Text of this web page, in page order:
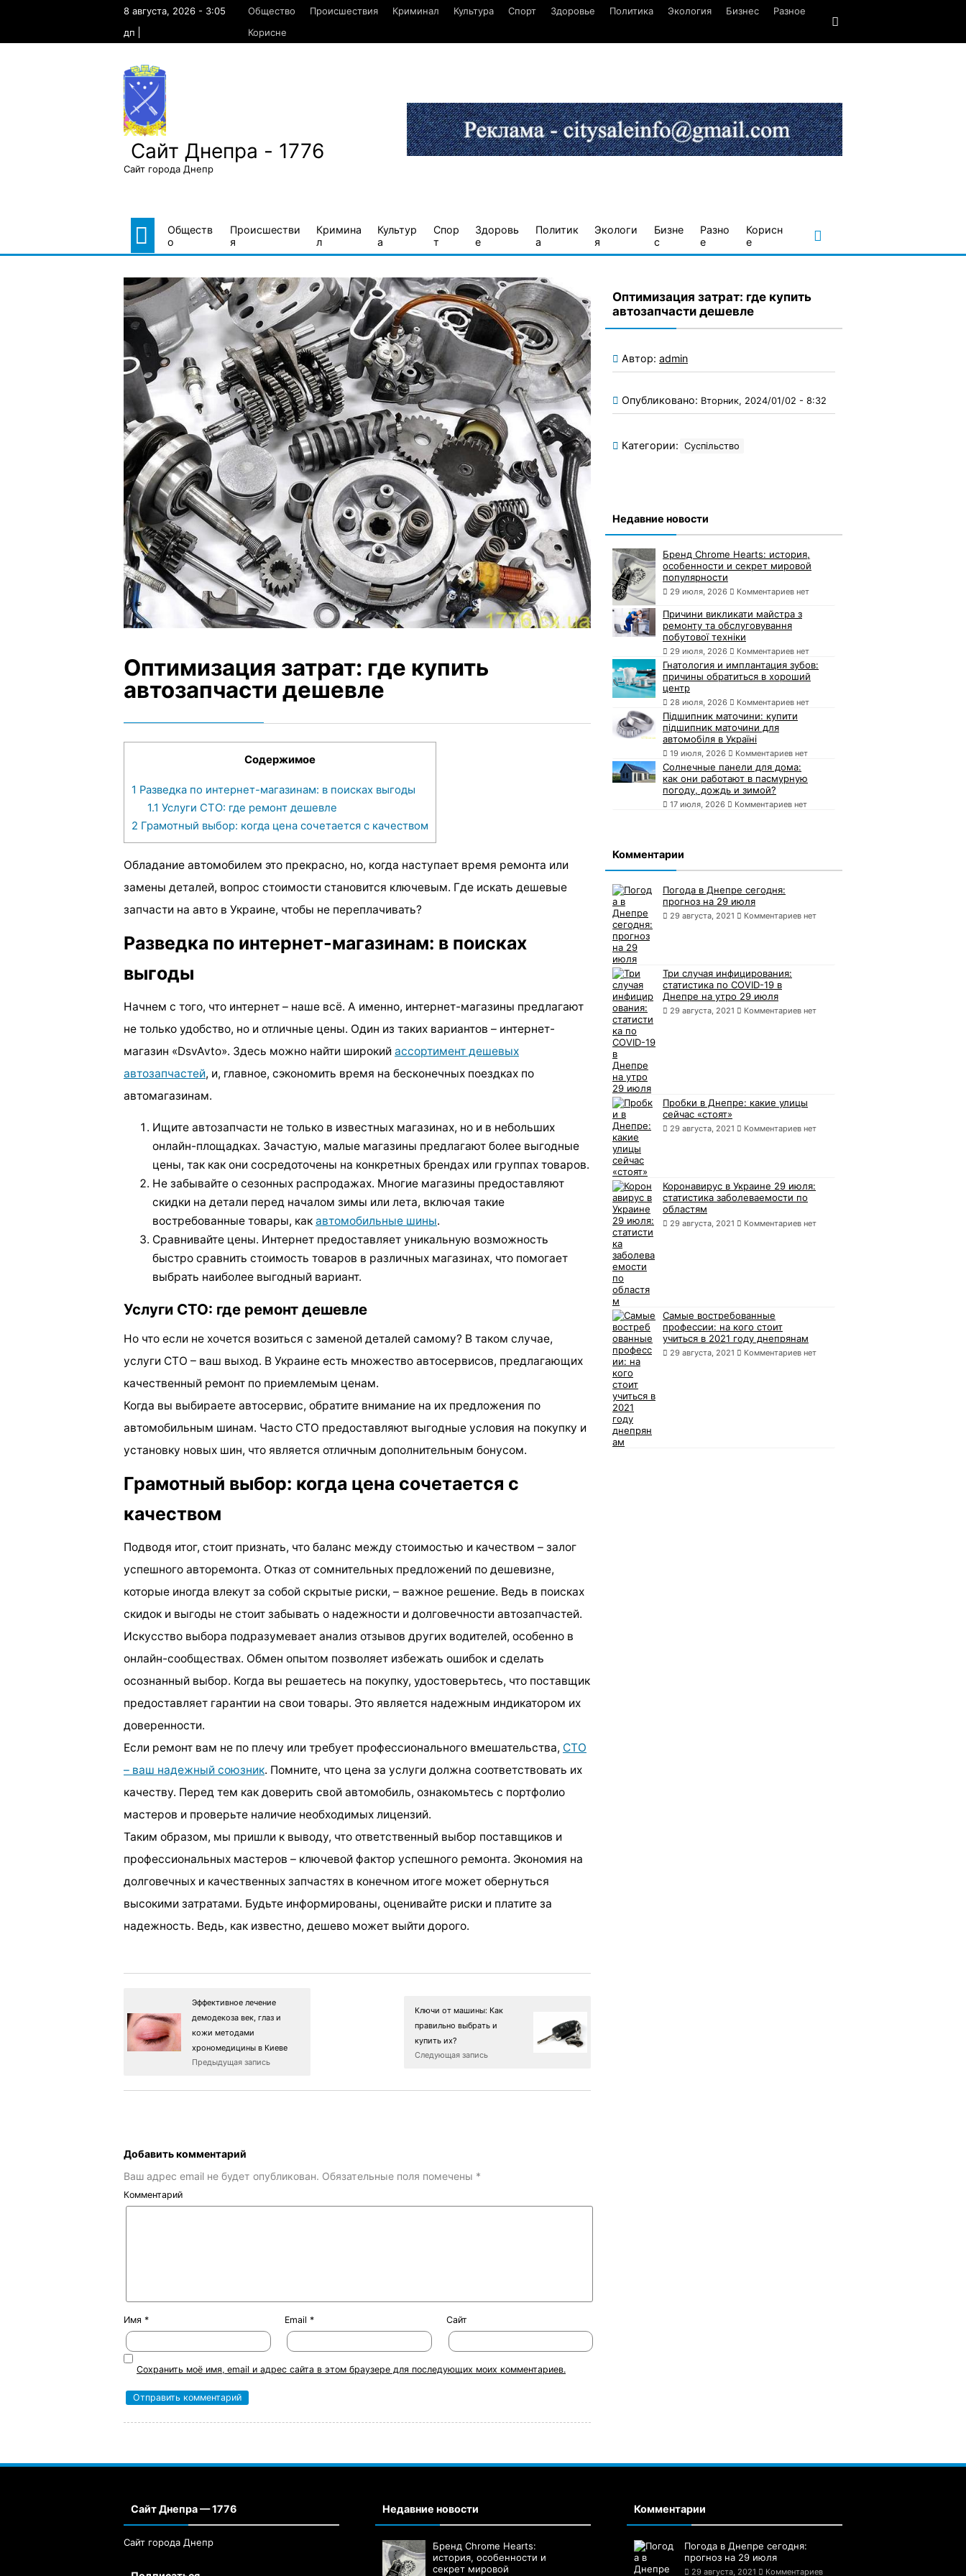
8 августа, 2026 - 3:05
дп
Общество Происшествия Криминал Культура Спорт Здоровье Политика Экология Бизнес
Разное
Корисне
Сайт Днепра - 1776
Сайт города Днепр
Обществ
о
Происшестви
я
Кримина
л
Культур
а
Спор
т
Здоровь
е
Политик
а
Экологи
я
Бизне
с
Разно
е
Корисн
е
Оптимизация затрат: где купить
автозапчасти дешевле
Содержимое
1 Разведка по интернет-магазинам: в поисках выгоды
1.1 Услуги СТО: где ремонт дешевле
2 Грамотный выбор: когда цена сочетается с качеством
Обладание автомобилем это прекрасно, но, когда наступает время ремонта или
замены деталей, вопрос стоимости становится ключевым. Где искать дешевые
запчасти на авто в Украине, чтобы не переплачивать?
Разведка по интернет-магазинам: в поисках
выгоды
Начнем с того, что интернет – наше всё. А именно, интернет-магазины предлагают
не только удобство, но и отличные цены. Один из таких вариантов – интернет-
магазин «DsvAvto». Здесь можно найти широкий ассортимент дешевых
автозапчастей, и, главное, сэкономить время на бесконечных поездках по
автомагазинам.
Ищите автозапчасти не только в известных магазинах, но и в небольших
онлайн-площадках. Зачастую, малые магазины предлагают более выгодные
цены, так как они сосредоточены на конкретных брендах или группах товаров.
Не забывайте о сезонных распродажах. Многие магазины предоставляют
скидки на детали перед началом зимы или лета, включая такие
востребованные товары, как автомобильные шины.
Сравнивайте цены. Интернет предоставляет уникальную возможность
быстро сравнить стоимость товаров в различных магазинах, что помогает
выбрать наиболее выгодный вариант.
Услуги СТО: где ремонт дешевле
Но что если не хочется возиться с заменой деталей самому? В таком случае,
услуги СТО – ваш выход. В Украине есть множество автосервисов, предлагающих
качественный ремонт по приемлемым ценам.
Когда вы выбираете автосервис, обратите внимание на их предложения по
автомобильным шинам. Часто СТО предоставляют выгодные условия на покупку и
установку новых шин, что является отличным дополнительным бонусом.
Грамотный выбор: когда цена сочетается с
качеством
Подводя итог, стоит признать, что баланс между стоимостью и качеством – залог
успешного авторемонта. Отказ от сомнительных предложений по дешевизне,
которые иногда влекут за собой скрытые риски, – важное решение. Ведь в поисках
скидок и выгоды не стоит забывать о надежности и долговечности автозапчастей.
Искусство выбора подразумевает анализ отзывов других водителей, особенно в
онлайн-сообществах. Обмен опытом позволяет избежать ошибок и сделать
осознанный выбор. Когда вы решаетесь на покупку, удостоверьтесь, что поставщик
предоставляет гарантии на свои товары. Это является надежным индикатором их
доверенности.
Если ремонт вам не по плечу или требует профессионального вмешательства, СТО
– ваш надежный союзник. Помните, что цена за услуги должна соответствовать их
качеству. Перед тем как доверить свой автомобиль, ознакомьтесь с портфолио
мастеров и проверьте наличие необходимых лицензий.
Таким образом, мы пришли к выводу, что ответственный выбор поставщиков и
профессиональных мастеров – ключевой фактор успешного ремонта. Экономия на
долговечных и качественных запчастях в конечном итоге может обернуться
высокими затратами. Будьте информированы, оценивайте риски и платите за
надежность. Ведь, как известно, дешево может выйти дорого.
Эффективное лечение
демодекоза век, глаз и
кожи методами
хрономедицины в Киеве
Предыдущая запись
Ключи от машины: Как
правильно выбрать и
купить их?
Следующая запись
Добавить комментарий
Ваш адрес email не будет опубликован. Обязательные поля помечены *
Комментарий
Имя * Email* Сайт
Сохранить моё имя, email и адрес сайта в этом браузере для последующих моих комментариев.
Оптимизация затрат: где купить
автозапчасти дешевле
Автор: admin
Опубликовано: Вторник, 2024/01/02 - 8:32
Категории: Суспільство
Недавние новости
Бренд Chrome Hearts: история,
особенности и секрет мировой
популярности
29 июля, 2026 Комментариев нет
Причини викликати майстра з
ремонту та обслуговування
побутової техніки
29 июля, 2026 Комментариев нет
Гнатология и имплантация зубов:
причины обратиться в хороший
центр
28 июля, 2026 Комментариев нет
Підшипник маточини: купити
підшипник маточини для
автомобіля в Україні
19 июля, 2026 Комментариев нет
Солнечные панели для дома:
как они работают в пасмурную
погоду, дождь и зимой?
17 июля, 2026 Комментариев нет
Комментарии
Погода в Днепре сегодня:
прогноз на 29 июля
29 августа, 2021 Комментариев нет
Три случая инфицирования:
статистика по COVID-19 в
Днепре на утро 29 июля
29 августа, 2021 Комментариев нет
Пробки в Днепре: какие улицы
сейчас «стоят»
29 августа, 2021 Комментариев нет
Коронавирус в Украине 29 июля:
статистика заболеваемости по
областям
29 августа, 2021 Комментариев нет
Самые востребованные
профессии: на кого стоит
учиться в 2021 году днепрянам
29 августа, 2021 Комментариев нет
Сайт Днепра — 1776
Сайт города Днепр
Недавние новости
Бренд Chrome Hearts:
история, особенности и
секрет мировой
Комментарии
Погода в Днепре сегодня:
прогноз на 29 июля
29 августа, 2021 Комментариев